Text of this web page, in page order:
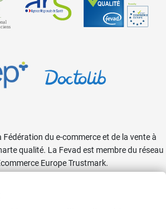
Fédération du e-commerce et de la vente à
qualité. La Fevad est membre du réseau
Europe Trustmark.